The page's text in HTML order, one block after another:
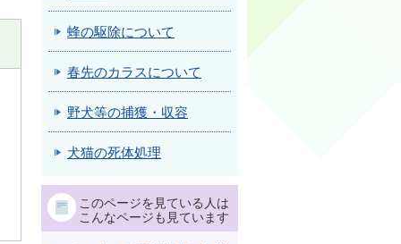
蜂の駆除について
春先のカラスについて
野犬等の捕獲・収容
犬猫の死体処理
このページを見ている人は
こんなページも見ています